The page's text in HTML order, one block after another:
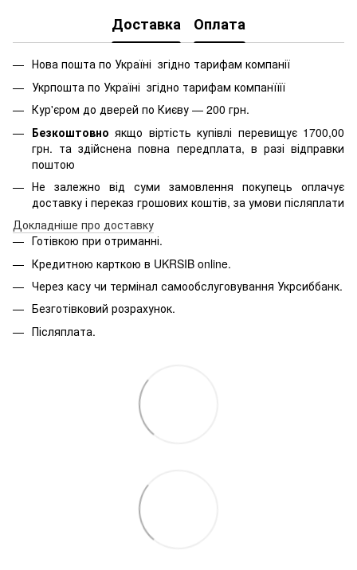
Доставка Оплата
Нова пошта по Україні згідно тарифам компанії
Укрпошта по Україні згідно тарифам компанїїії
Кур'єром до дверей по Києву — 200 грн.
Безкоштовно якщо віртість купівлі перевищує 1700,00
грн. та здійснена повна передплата, в разі відправки
поштою
Не залежно від суми замовлення покупець оплачує
доставку і переказ грошових коштів, за умови післяплати
Докладніше про доставку
Готівкою при отриманні.
Кредитною карткою в UKRSIB online.
Через касу чи термінал самообслуговування Укрсиббанк.
Безготівковий розрахунок.
Післяплата.